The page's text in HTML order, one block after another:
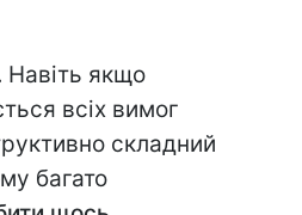
Навіть якщо
всіх вимог
складний
багато